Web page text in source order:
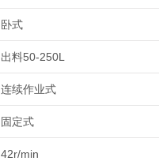
卧式
出料50-250L
连续作业式
固定式
42r/min